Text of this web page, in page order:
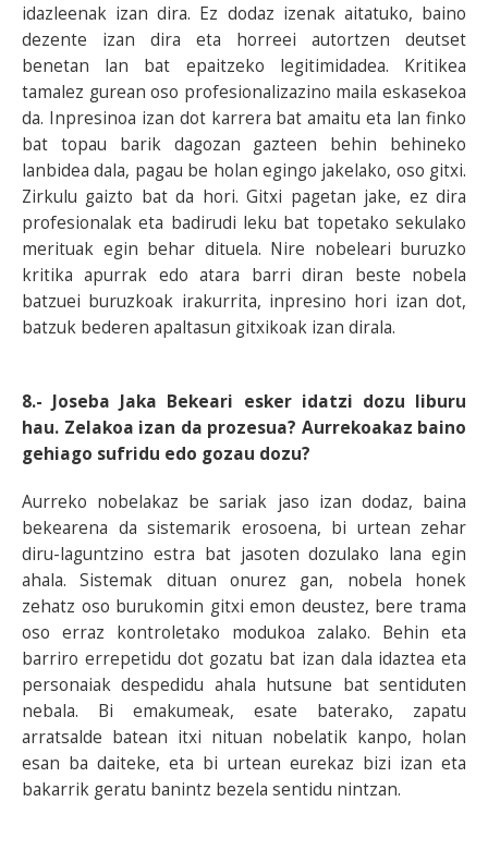
idazleenak izan dira. Ez dodaz izenak aitatuko, baino
dezente izan dira eta horreei autortzen deutset
benetan lan bat epaitzeko legitimidadea. Kritikea
tamalez gurean oso profesionalizazino maila eskasekoa
da. Inpresinoa izan dot karrera bat amaitu eta lan finko
bat topau barik dagozan gazteen behin behineko
lanbidea dala, pagau be holan egingo jakelako, oso gitxi.
Zirkulu gaizto bat da hori. Gitxi pagetan jake, ez dira
profesionalak eta badirudi leku bat topetako sekulako
merituak egin behar dituela. Nire nobeleari buruzko
kritika apurrak edo atara barri diran beste nobela
batzuei buruzkoak irakurrita, inpresino hori izan dot,
batzuk bederen apaltasun gitxikoak izan dirala.
8.- Joseba Jaka Bekeari esker idatzi dozu liburu
hau. Zelakoa izan da prozesua? Aurrekoakaz baino
gehiago sufridu edo gozau dozu?
Aurreko nobelakaz be sariak jaso izan dodaz, baina
bekearena da sistemarik erosoena, bi urtean zehar
diru-laguntzino estra bat jasoten dozulako lana egin
ahala. Sistemak dituan onurez gan, nobela honek
zehatz oso burukomin gitxi emon deustez, bere trama
oso erraz kontroletako modukoa zalako. Behin eta
barriro errepetidu dot gozatu bat izan dala idaztea eta
personaiak despedidu ahala hutsune bat sentiduten
nebala. Bi emakumeak, esate baterako, zapatu
arratsalde batean itxi nituan nobelatik kanpo, holan
esan ba daiteke, eta bi urtean eurekaz bizi izan eta
bakarrik geratu banintz bezela sentidu nintzan.